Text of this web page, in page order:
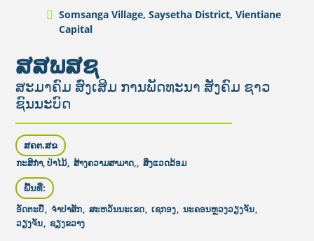
ສສພສຊ
ສະມາຄົມ ສົ່ງເສີມ ການພັດທະນາ ສັງຄົມ ຊາວ
ຊົນນະບົດ
ສຄຕ.ສຂ
ກະສິກໍາ, ປ່າໄມ້, ​ສ້າງ​ຄວາມ​ສາ​ມາດ​,, ສິ່ງແວດລ້ອມ
ພື້ນທີ່:
ອັດຕະປື, ຈໍາປາສັກ, ສະຫວັນນະເຂດ, ເຊກອງ, ນະຄອນຫຼວງວຽງຈັນ,
ວຽງຈັນ, ຊຽງຂວາງ
Somsanga Village, Saysetha District, Vientiane
Capital